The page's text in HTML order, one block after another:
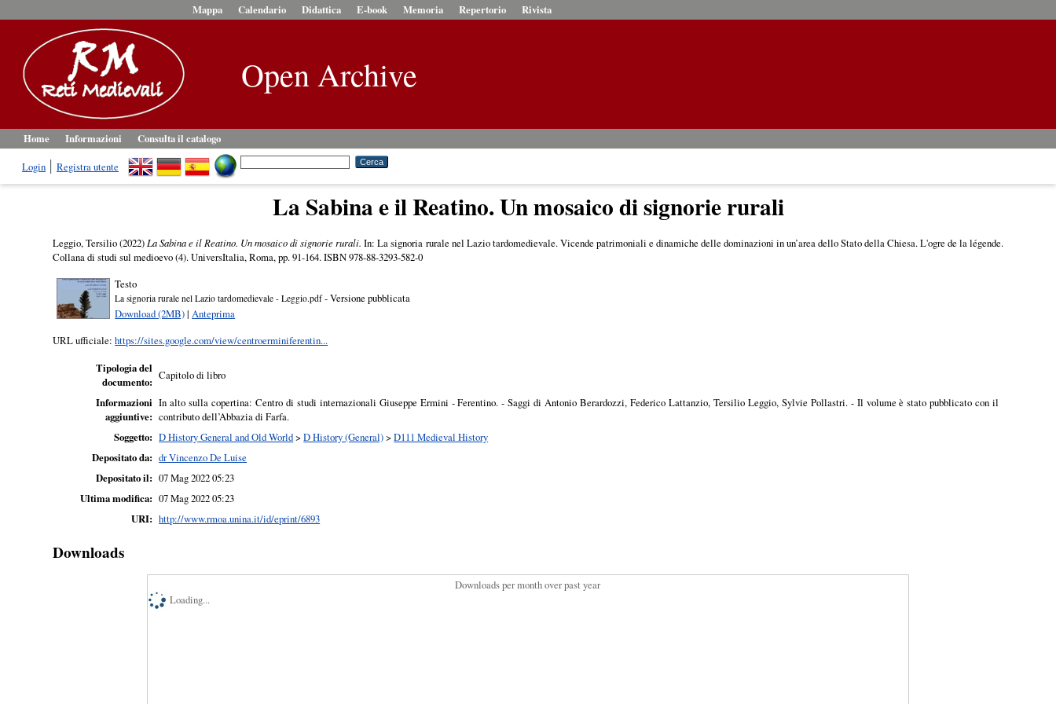
Mappa Calendario Didattica E-book Memoria Repertorio Rivista
Open Archive
Home Informazioni
Consulta il catalogo
Login
Registra utente
La Sabina e il Reatino. Un mosaico di signorie rurali
Leggio, Tersilio(2022)La Sabina e il Reatino. Un mosaico di signorie rurali. In: La signoria rurale nel Lazio tardomedievale. Vicende patrimoniali e dinamiche delle dominazioni in un’area dello Stato della Chiesa. L'ogre de la légende.
Collana di studi sul medioevo (4). UniversItalia, Roma, pp. 91-164. ISBN 978-88-3293-582-0
Testo
La signoria rurale nel Lazio tardomedievale - Leggio.pdf- Versione pubblicata
Download (2MB)| Anteprima
URL ufficiale:https://sites.google.com/view/centroerminiferentin...
Tipologia del
documento: Capitolo di libro
Informazioni
aggiuntive:
In alto sulla copertina: Centro di studi internazionali Giuseppe Ermini - Ferentino. - Saggi di Antonio Berardozzi, Federico Lattanzio, Tersilio Leggio, Sylvie Pollastri. - Il volume è stato pubblicato con il
contributo dell’Abbazia di Farfa.
Soggetto: D History General and Old World>D History (General)>D111 Medieval History
Depositato da: dr Vincenzo De Luise
Depositato il: 07 Mag 2022 05:23
Ultima modifica: 07 Mag 2022 05:23
URI: http://www.rmoa.unina.it/id/eprint/6893
Downloads
Downloads per month over past year
Loading...